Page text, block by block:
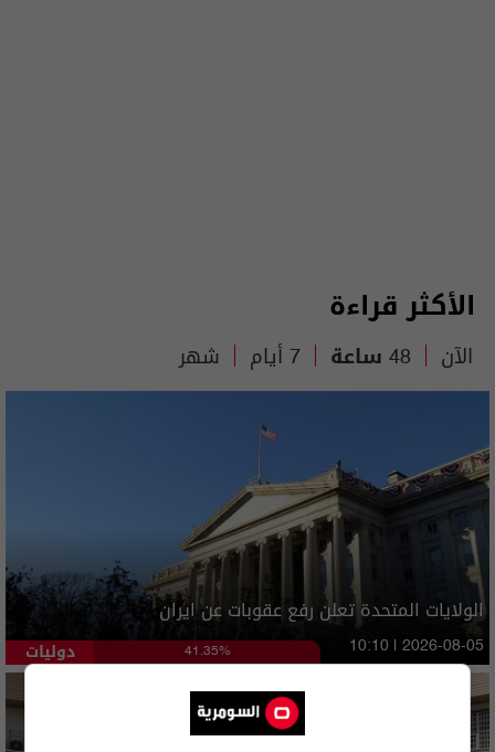
الأكثر قراءة
الآن 48 ساعة 7 أيام شهر
الولايات المتحدة تعلن رفع عقوبات عن ايران
دوليات 41.35% 10:10 | 2026-08-05